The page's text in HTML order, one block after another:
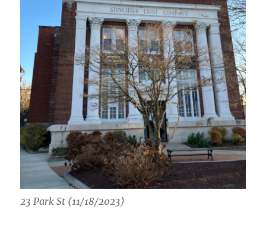
23 Park St (11/18/2023)